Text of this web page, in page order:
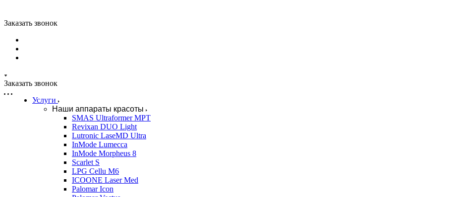
Заказать звонок
Заказать звонок
Услуги
Наши аппараты красоты
SMAS Ultraformer MPT
Revixan DUO Light
Lutronic LaseMD Ultra
InMode Lumecca
InMode Morpheus 8
Scarlet S
LPG Cellu M6
ICOONE Laser Med
Palomar Icon